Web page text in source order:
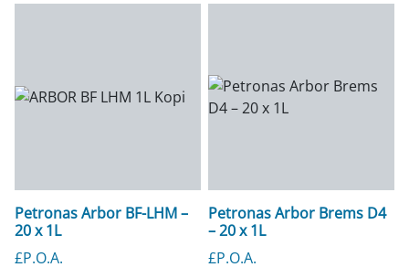
Petronas Arbor BF-LHM –
20 x 1L
£P.O.A.
Petronas Arbor Brems D4
– 20 x 1L
£P.O.A.